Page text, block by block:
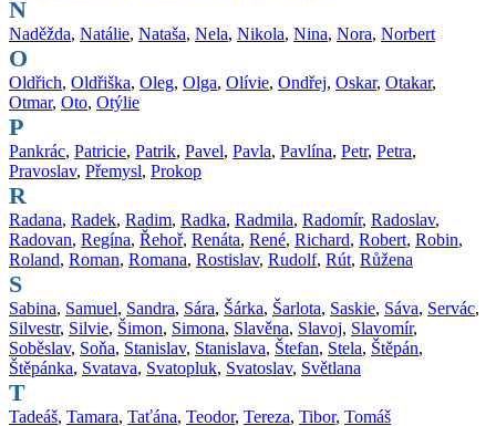
N
Naděžda, Natálie, Nataša, Nela, Nikola, Nina, Nora, Norbert
O
Oldřich, Oldřiška, Oleg, Olga, Olívie, Ondřej, Oskar, Otakar,
Otmar, Oto, Otýlie
P
Pankrác, Patricie, Patrik, Pavel, Pavla, Pavlína, Petr, Petra,
Pravoslav, Přemysl, Prokop
R
Radana, Radek, Radim, Radka, Radmila, Radomír, Radoslav,
Radovan, Regína, Řehoř, Renáta, René, Richard, Robert, Robin,
Roland, Roman, Romana, Rostislav, Rudolf, Rút, Růžena
S
Sabina, Samuel, Sandra, Sára, Šárka, Šarlota, Saskie, Sáva, Servác,
Silvestr, Silvie, Šimon, Simona, Slavěna, Slavoj, Slavomír,
Soběslav, Soňa, Stanislav, Stanislava, Štefan, Stela, Štěpán,
Štěpánka, Svatava, Svatopluk, Svatoslav, Světlana
T
Tadeáš, Tamara, Taťána, Teodor, Tereza, Tibor, Tomáš